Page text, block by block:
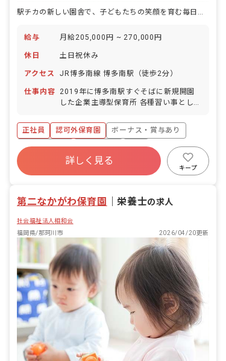
駅チカの新しい園舎で、子どもたちの笑顔を育む毎日を。あなたの理想の保育、ここで実現！
給与 月給205,000円 ~ 270,000円
休日 土日祝休み
アクセス JR博多南線 博多南駅（徒歩2分）
仕事内容 2019年に博多南駅すぐそばに新規開園
した企業主導型保育所 各種習い事として
取り入れるとともに、食育として畑や料
理も取り入れています。 ピアノ 週案作
成 月案作成 日誌作成 クラス通信作成 壁
面制作 外遊び 園外へのお散歩 ■園児年
正社員 認可外保育園
ボーナス・賞与あり
社会保険完備
土日祝休み
有給
昇給昇進あり
産休育休制度
詳しく見る
キープ
第二なかがわ保育園 ｜栄養士の求人
社会福祉法人相和会
福岡県/那珂川市
2026/04/20更新